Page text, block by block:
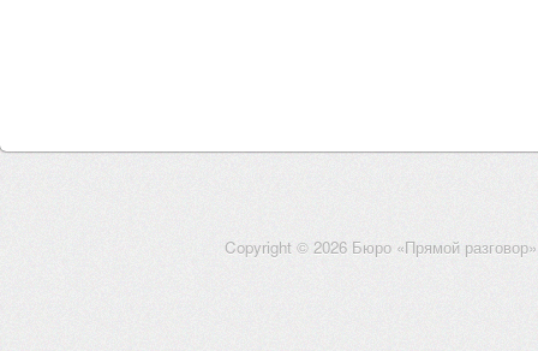
Copyright © 2026 Бюро «Прямой